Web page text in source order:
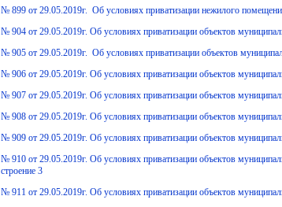
№ 899 от 29.05.2019г. Об условиях приватизации нежилого
№ 904 от 29.05.2019г. Об условиях приватизации объектов
№ 905 от 29.05.2019г. Об условиях приватизации объектов
№ 906 от 29.05.2019г. Об условиях приватизации объектов
№ 907 от 29.05.2019г. Об условиях приватизации объектов
№ 908 от 29.05.2019г. Об условиях приватизации объектов
№ 909 от 29.05.2019г. Об условиях приватизации объектов
№ 910 от 29.05.2019г. Об условиях приватизации объектов
строение 3
№ 911 от 29.05.2019г. Об условиях приватизации объектов